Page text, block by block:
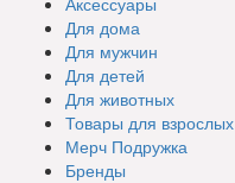
Для дома
Для мужчин
Для детей
Для животных
Товары для взрослых
Мерч Подружка
Бренды